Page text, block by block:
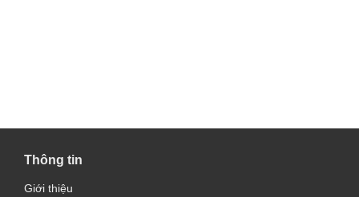
Thông tin
Giới thiệu